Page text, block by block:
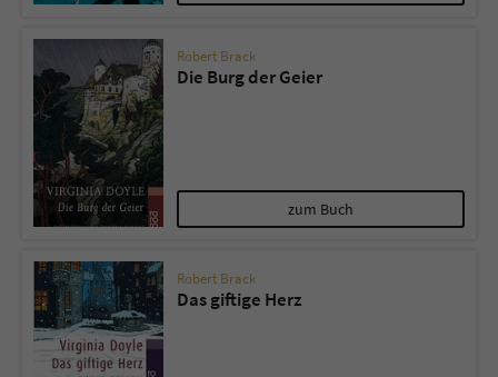
Robert Brack
Die Burg der Geier
zum Buch
Robert Brack
Das giftige Herz